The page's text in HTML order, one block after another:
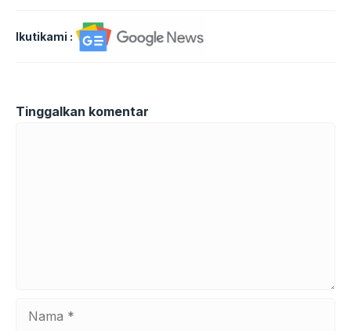
Ikutikami :
Tinggalkan komentar